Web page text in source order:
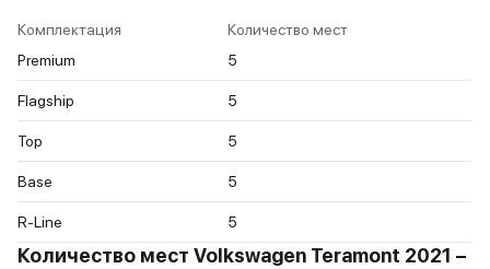
Комплектация
Количество мест
Premium
5
Flagship 5
Top 5
Base 5
R-Line 5
Количество мест Volkswagen Teramont 2021 –